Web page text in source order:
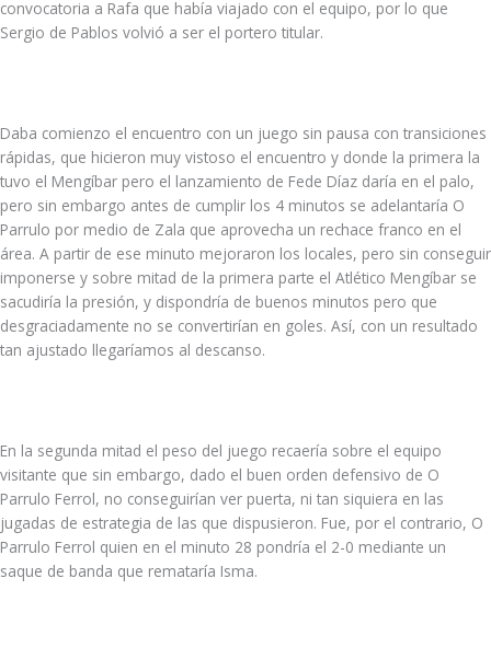
convocatoria a Rafa que había viajado con el equipo, por lo que
Sergio de Pablos volvió a ser el portero titular.
Daba comienzo el encuentro con un juego sin pausa con transiciones
rápidas, que hicieron muy vistoso el encuentro y donde la primera la
tuvo el Mengíbar pero el lanzamiento de Fede Díaz daría en el palo,
pero sin embargo antes de cumplir los 4 minutos se adelantaría O
Parrulo por medio de Zala que aprovecha un rechace franco en el
área. A partir de ese minuto mejoraron los locales, pero sin conseguir
imponerse y sobre mitad de la primera parte el Atlético Mengíbar se
sacudiría la presión, y dispondría de buenos minutos pero que
desgraciadamente no se convertirían en goles. Así, con un resultado
tan ajustado llegaríamos al descanso.
En la segunda mitad el peso del juego recaería sobre el equipo
visitante que sin embargo, dado el buen orden defensivo de O
Parrulo Ferrol, no conseguirían ver puerta, ni tan siquiera en las
jugadas de estrategia de las que dispusieron. Fue, por el contrario, O
Parrulo Ferrol quien en el minuto 28 pondría el 2-0 mediante un
saque de banda que remataría Isma.